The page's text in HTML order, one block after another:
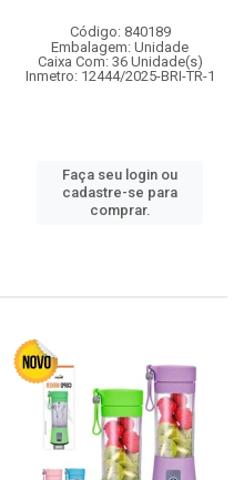
Código: 840189
Embalagem: Unidade
Caixa Com: 36 Unidade(s)
Inmetro: 12444/2025-BRI-TR-1
Faça seu login ou
cadastre-se para
comprar.